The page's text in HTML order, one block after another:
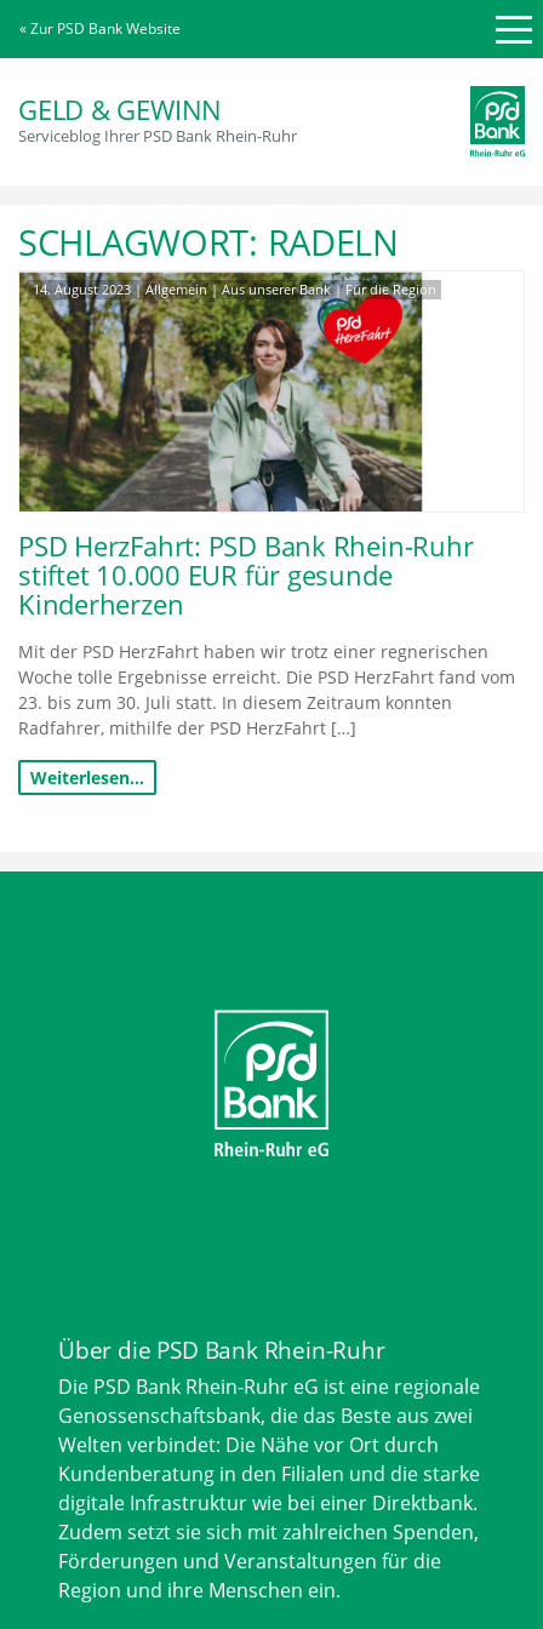
« Zur PSD Bank Website
GELD & GEWINN
Serviceblog Ihrer PSD Bank Rhein-Ruhr
SCHLAGWORT: RADELN
14. August 2023|Allgemein|Aus unserer Bank|Für die Region
PSD HerzFahrt: PSD Bank Rhein-Ruhr
stiftet 10.000 EUR für gesunde
Kinderherzen
Mit der PSD HerzFahrt haben wir trotz einer regnerischen
Woche tolle Ergebnisse erreicht. Die PSD HerzFahrt fand vom
23. bis zum 30. Juli statt. In diesem Zeitraum konnten
Radfahrer, mithilfe der PSD HerzFahrt […]
Weiterlesen…
Über die PSD Bank Rhein-Ruhr
Die PSD Bank Rhein-Ruhr eG ist eine regionale
Genossenschaftsbank, die das Beste aus zwei
Welten verbindet: Die Nähe vor Ort durch
Kundenberatung in den Filialen und die starke
digitale Infrastruktur wie bei einer Direktbank.
Zudem setzt sie sich mit zahlreichen Spenden,
Förderungen und Veranstaltungen für die
Region und ihre Menschen ein.